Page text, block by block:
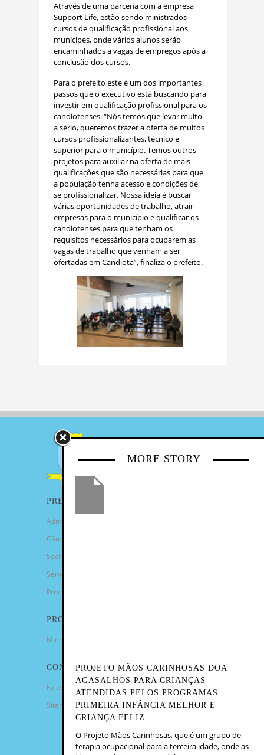
Através de uma parceria com a empresa
Support Life, estão sendo ministrados
cursos de qualificação profissional aos
munícipes, onde vários alunos serão
encaminhados a vagas de empregos após a
conclusão dos cursos.
Para o prefeito este é um dos importantes
passos que o executivo está buscando para
investir em qualificação profissional para os
candiotenses. “Nós temos que levar muito
a sério, queremos trazer a oferta de muitos
cursos profissionalizantes, técnico e
superior para o município. Temos outros
projetos para auxiliar na oferta de mais
qualificações que são necessárias para que
a população tenha acesso e condições de
se profissionalizar. Nossa ideia é buscar
várias oportunidades de trabalho, atrair
empresas para o município e qualificar os
candiotenses para que tenham os
requisitos necessários para ocuparem as
vagas de trabalho que venham a ser
ofertadas em Candiota”, finaliza o prefeito.
MORE STORY
PROJETO MÃOS CARINHOSAS DOA
AGASALHOS PARA CRIANÇAS
ATENDIDAS PELOS PROGRAMAS
PRIMEIRA INFÂNCIA MELHOR E
CRIANÇA FELIZ
O Projeto Mãos Carinhosas, que é um grupo de
terapia ocupacional para a terceira idade, onde as
PREFEITURA
Administração Municipal
Câmara de Vereadores
Secretarias
Serviços
Procuradoria Geral
PROGRAMAS
Minha Casa Minha Vida
CONTATO
Fale Conosco
Sitemap